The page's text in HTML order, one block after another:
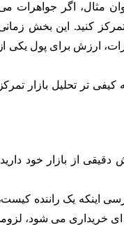
مثال، اگر جواهرات
کنید. این بخش
ارزش برای پول یکی
تر تحلیل بازار
از بازار خود
اینکه یک راننده
خریداری می شود،